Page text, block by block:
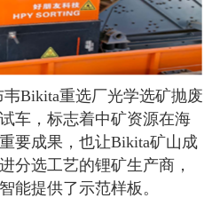
Bikita重选厂光学选矿抛废
车，标志着中矿资源在海
要成果，也让Bikita矿山成
分选工艺的锂矿生产商，
能提供了示范样板。